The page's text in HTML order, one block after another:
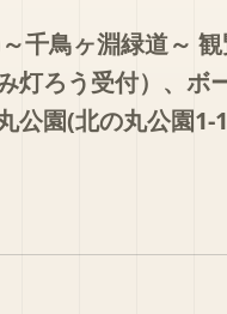
千鳥ヶ淵緑道～
灯ろう受付）、
公園(北の丸公園1-